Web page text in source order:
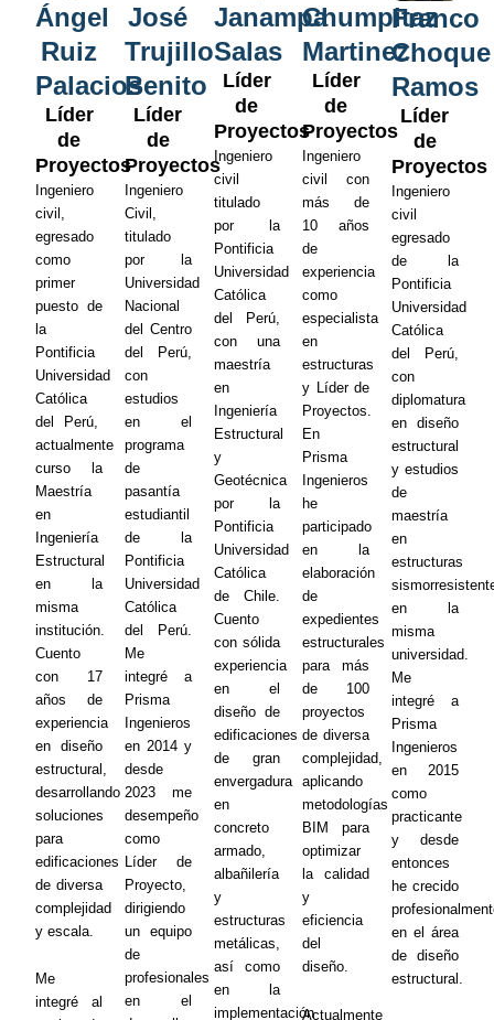
Ángel
Ruiz
Palacios
Líder
de
Proyectos
Ingeniero
civil,
egresado
como
primer
puesto de
la
Pontificia
Universidad
Católica
del Perú,
actualmente
curso la
Maestría
en
Ingeniería
Estructural
en la
misma
institución.
Cuento
con 17
años de
experiencia
en diseño
estructural,
desarrollando
soluciones
para
edificaciones
de diversa
complejidad
y escala.
Me
integré al
José
Trujillo
Benito
Líder
de
Proyectos
Ingeniero
Civil,
titulado
por la
Universidad
Nacional
del Centro
del Perú,
con
estudios
en el
programa
de
pasantía
estudiantil
de la
Pontificia
Universidad
Católica
del Perú.
Me
integré a
Prisma
Ingenieros
en 2014 y
desde
2023 me
desempeño
como
Líder de
Proyecto,
dirigiendo
un equipo
de
profesionales
en el
Janampa
Salas
Líder
de
Proyectos
Ingeniero
civil
titulado
por la
Pontificia
Universidad
Católica
del Perú,
con una
maestría
en
Ingeniería
Estructural
y
Geotécnica
por la
Pontificia
Universidad
Católica
de Chile.
Cuento
con sólida
experiencia
en el
diseño de
edificaciones
de gran
envergadura
en
concreto
armado,
albañilería
y
estructuras
metálicas,
así como
en la
implementación
Chumpitaz
Martinez
Líder
de
Proyectos
Ingeniero
civil con
más de
10 años
de
experiencia
como
especialista
en
estructuras
y Líder de
Proyectos.
En
Prisma
Ingenieros
he
participado
en la
elaboración
de
expedientes
estructurales
para más
de 100
proyectos
de diversa
complejidad,
aplicando
metodologías
BIM para
optimizar
la calidad
y
eficiencia
del
diseño.
Actualmente
Franco
Choque
Ramos
Líder
de
Proyectos
Ingeniero
civil
egresado
de la
Pontificia
Universidad
Católica
del Perú,
con
diplomatura
en diseño
estructural
y estudios
de
maestría
en
estructuras
en la
misma
universidad.
Me
integré a
Prisma
Ingenieros
en 2015
como
practicante
y desde
entonces
he crecido
en el área
de diseño
estructural.